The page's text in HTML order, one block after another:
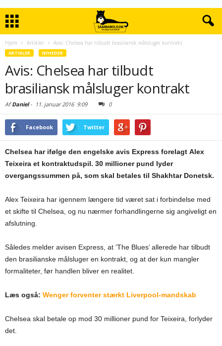
Hjem Artikler Avis: Chelsea har tilbudt brasiliansk målsluger kontrakt
ARTIKLER NYHEDER
Avis: Chelsea har tilbudt
brasiliansk målsluger kontrakt
AfDaniel- 11. januar 20169:09 0
Facebook Twitter
Chelsea har ifølge den engelske avis Express forelagt Alex
Teixeira et kontraktudspil. 30 millioner pund lyder
overgangssummen på, som skal betales til Shakhtar Donetsk.
Alex Teixeira har igennem længere tid været sat i forbindelse med
et skifte til Chelsea, og nu nærmer forhandlingerne sig angiveligt en
afslutning.
Således melder avisen Express, at ‘The Blues’ allerede har tilbudt
den brasilianske målsluger en kontrakt, og at der kun mangler
formaliteter, før handlen bliver en realitet.
Læs også: Wenger forventer stærkt Liverpool-mandskab
Chelsea skal betale op mod 30 millioner pund for Teixeira, forlyder
det.